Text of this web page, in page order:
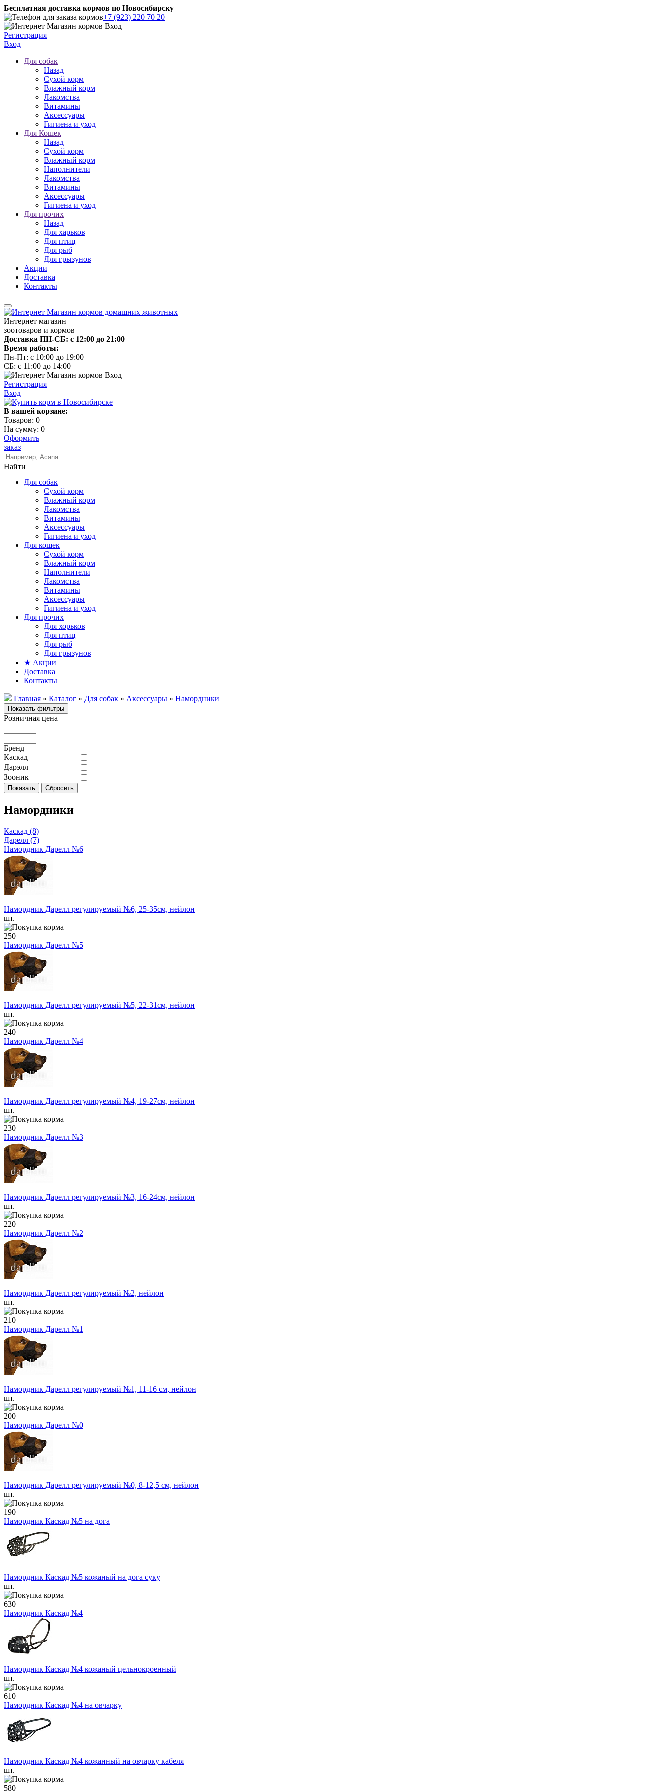
Бесплатная доставка кормов по Новосибирску
+7 (923) 220 70 20
Регистрация
Вход
Для собак
Назад
Сухой корм
Влажный корм
Лакомства
Витамины
Аксессуары
Гигиена и уход
Для Кошек
Назад
Сухой корм
Влажный корм
Наполнители
Лакомства
Витамины
Аксессуары
Гигиена и уход
Для прочих
Назад
Для харьков
Для птиц
Для рыб
Для грызунов
Акции
Доставка
Контакты
Интернет магазин
зоотоваров и кормов
Доставка ПН-СБ: с 12:00 до 21:00
Время работы:
Пн-Пт: с 10:00 до 19:00
СБ: с 11:00 до 14:00
Регистрация
Вход
В вашей корзине:
Товаров: 0
На сумму: 0
Оформить
заказ
Найти
Для собак
Сухой корм
Влажный корм
Лакомства
Витамины
Аксессуары
Гигиена и уход
Для кошек
Сухой корм
Влажный корм
Наполнители
Лакомства
Витамины
Аксессуары
Гигиена и уход
Для прочих
Для хорьков
Для птиц
Для рыб
Для грызунов
★ Акции
Доставка
Контакты
Главная » Каталог » Для собак » Аксессуары » Намордники
Розничная цена
Бренд
Каскад
Дарэлл
Зооник
Намордники
Каскад (8)
Дарелл (7)
Намордник Дарелл №6
Намордник Дарелл регулируемый №6, 25-35см, нейлон
шт.
250
Намордник Дарелл №5
Намордник Дарелл регулируемый №5, 22-31см, нейлон
шт.
240
Намордник Дарелл №4
Намордник Дарелл регулируемый №4, 19-27см, нейлон
шт.
230
Намордник Дарелл №3
Намордник Дарелл регулируемый №3, 16-24см, нейлон
шт.
220
Намордник Дарелл №2
Намордник Дарелл регулируемый №2, нейлон
шт.
210
Намордник Дарелл №1
Намордник Дарелл регулируемый №1, 11-16 см, нейлон
шт.
200
Намордник Дарелл №0
Намордник Дарелл регулируемый №0, 8-12,5 см, нейлон
шт.
190
Намордник Каскад №5 на дога
Намордник Каскад №5 кожаный на дога суку
шт.
630
Намордник Каскад №4
Намордник Каскад №4 кожаный цельнокроенный
шт.
610
Намордник Каскад №4 на овчарку
Намордник Каскад №4 кожанный на овчарку кабеля
шт.
580